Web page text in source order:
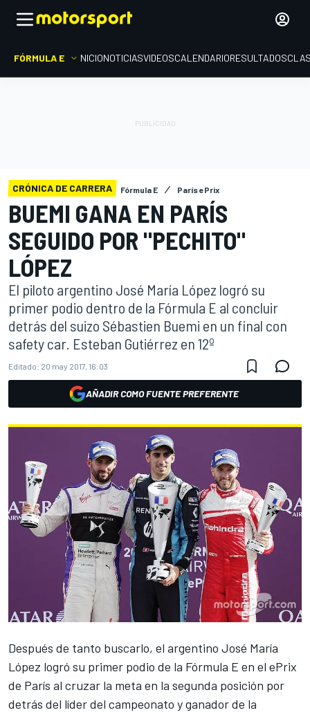
FÓRMULA E INICIONOTICIASVIDEOSCALENDARIORESULTADOS
CRÓNICA DE CARRERA Fórmula E París ePrix
BUEMI GANA EN PARÍS
SEGUIDO POR "PECHITO"
LÓPEZ
El piloto argentino José María López logró su
primer podio dentro de la Fórmula E al concluir
detrás del suizo Sébastien Buemi en un final con
safety car. Esteban Gutiérrez en 12º
Editado: 20 may 2017, 16:03
AÑADIR COMO FUENTE PREFERENTE
Después de tanto buscarlo, el argentino José María
López logró su primer podio de la Fórmula E en el ePrix
de París al cruzar la meta en la segunda posición por
detrás del líder del campeonato y ganador de la